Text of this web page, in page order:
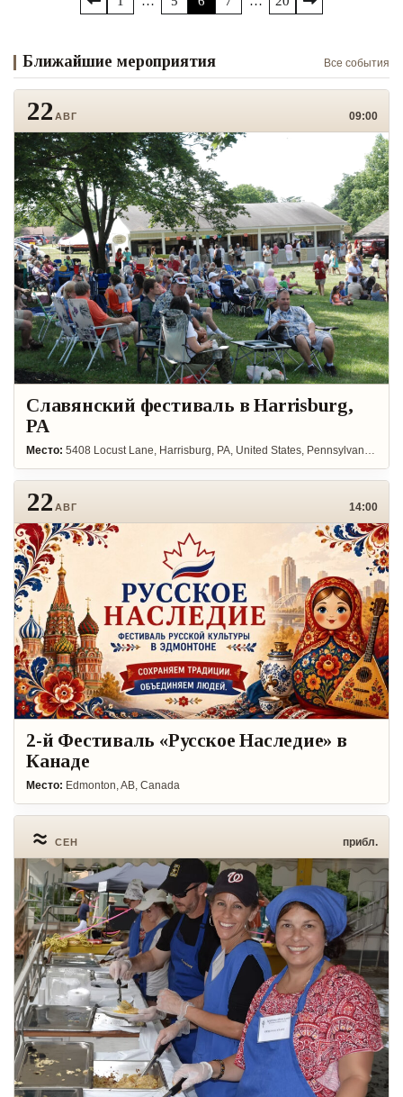
Ближайшие мероприятия Все события
22 АВГ 09:00
Славянский фестиваль в Harrisburg,
PA
Место: 5408 Locust Lane, Harrisburg, PA, United States, Pennsylvania 17109
22 АВГ 14:00
2-й Фестиваль «Русское Наследие» в
Канаде
Место: Edmonton, AB, Canada
≈ СЕН прибл.